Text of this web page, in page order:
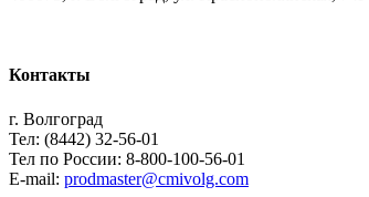
Контакты
г. Волгоград
Тел: (8442) 32-56-01
Тел по России: 8-800-100-56-01
E-mail: prodmaster@cmivolg.com